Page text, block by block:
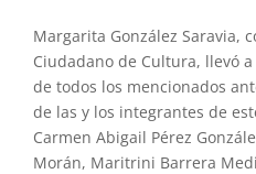
Margarita González Saravia,
Ciudadano de Cultura, llevó
de todos los mencionados
de las y los integrantes de
Carmen Abigail Pérez
Morán, Maritrini Barrera